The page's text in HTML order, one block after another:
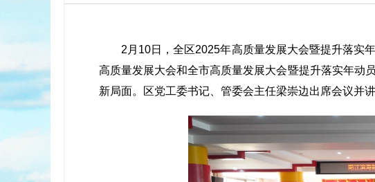
2月10日，全区2025年高质量发展大会暨提升落实年
高质量发展大会和全市高质量发展大会暨提升落实年动
新局面。区党工委书记、管委会主任梁崇边出席会议并